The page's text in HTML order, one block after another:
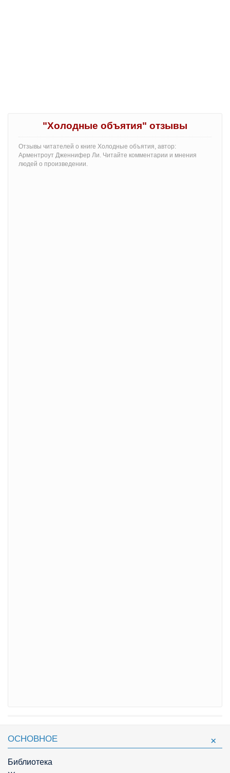
"Холодные объятия" отзывы
Отзывы читателей о книге Холодные объятия, автор:
Арментроут Дженнифер Ли. Читайте комментарии и мнения
людей о произведении.
ОСНОВНОЕ
Библиотека